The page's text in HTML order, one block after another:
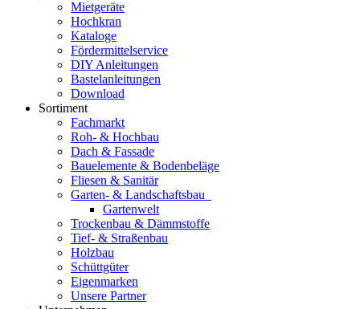
Mietgeräte
Hochkran
Kataloge
Fördermittelservice
DIY Anleitungen
Bastelanleitungen
Download
Sortiment
Fachmarkt
Roh- & Hochbau
Dach & Fassade
Bauelemente & Bodenbeläge
Fliesen & Sanitär
Garten- & Landschaftsbau
Gartenwelt
Trockenbau & Dämmstoffe
Tief- & Straßenbau
Holzbau
Schüttgüter
Eigenmarken
Unsere Partner